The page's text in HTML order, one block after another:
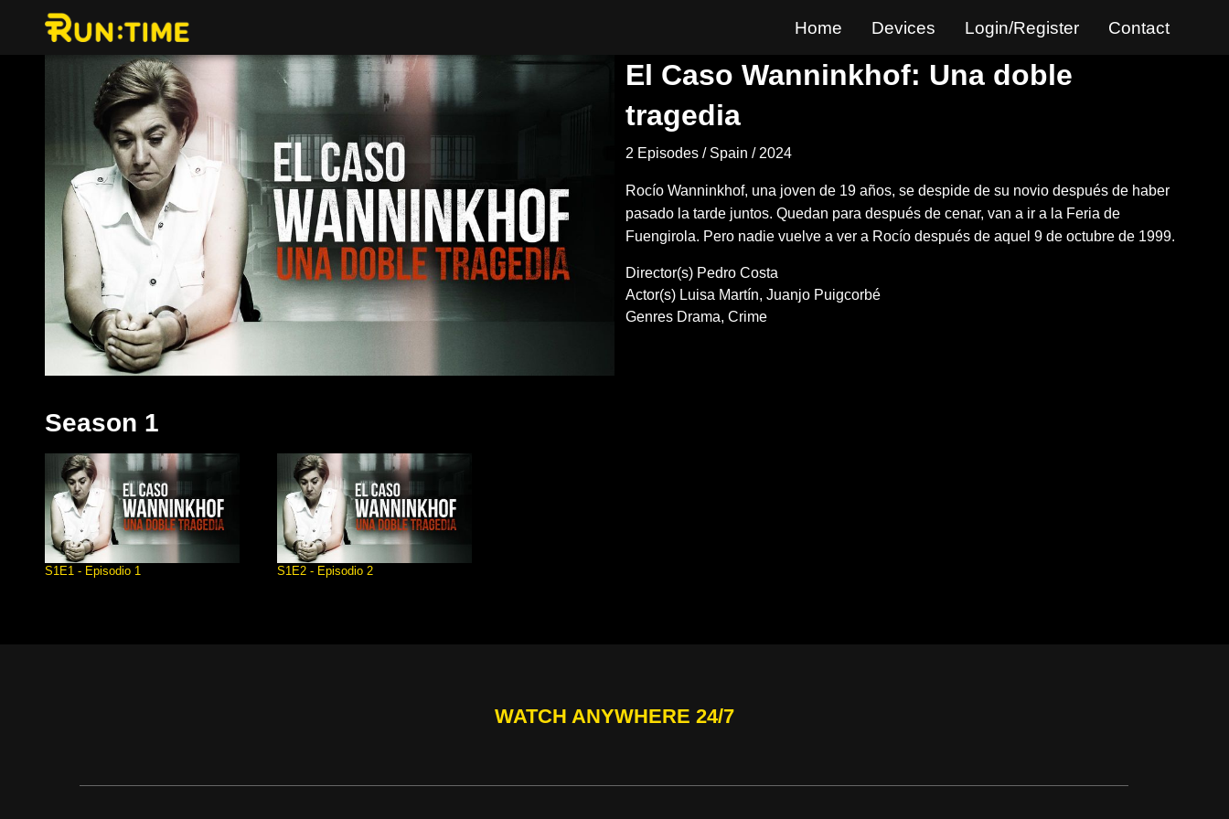
Main
navigation
Home Devices Login/Register Contact
El Caso Wanninkhof: Una doble
tragedia
2 Episodes Spain 2024
Rocío Wanninkhof, una joven de 19 años, se despide de su novio después de haber
pasado la tarde juntos. Quedan para después de cenar, van a ir a la Feria de
Fuengirola. Pero nadie vuelve a ver a Rocío después de aquel 9 de octubre de 1999.
Director(s) Pedro Costa
Actor(s) Luisa Martín Juanjo Puigcorbé
Genres Drama Crime
Season 1
S1E1 - Episodio 1 S1E2 - Episodio 2
WATCH ANYWHERE 24/7